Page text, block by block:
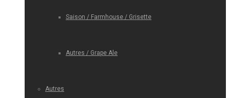
Saison / Farmhouse / Grisette
Autres / Grape Ale
Autres